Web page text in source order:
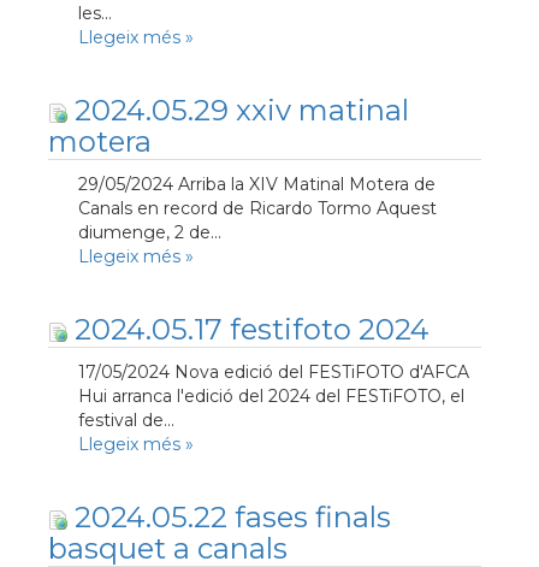
les...
Llegeix més »
2024.05.29 xxiv matinal
motera
29/05/2024 Arriba la XIV Matinal Motera de
Canals en record de Ricardo Tormo Aquest
diumenge, 2 de...
Llegeix més »
2024.05.17 festifoto 2024
17/05/2024 Nova edició del FESTiFOTO d'AFCA
Hui arranca l'edició del 2024 del FESTiFOTO, el
festival de...
Llegeix més »
2024.05.22 fases finals
basquet a canals